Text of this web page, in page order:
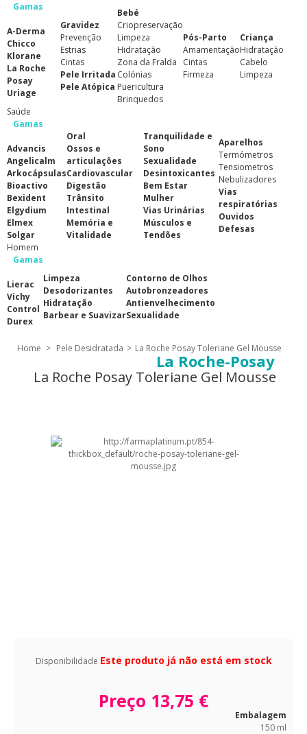
Gamas
A-Derma
Chicco
Klorane
La Roche
Posay
Uriage
Gravidez
Prevenção
Estrias
Cintas
Pele Irritada
Pele Atópica
Bebé
Criopreservação
Limpeza
Hidratação
Zona da Fralda
Colónias
Puericultura
Brinquedos
Pós-Parto
Amamentação
Cintas
Firmeza
Criança
Hidratação
Cabelo
Limpeza
Saúde
Gamas
Advancis
Angelicalm
Arkocápsulas
Bioactivo
Bexident
Elgydium
Elmex
Solgar
Oral
Ossos e
articulações
Cardiovascular
Digestão
Trânsito
Intestinal
Memória e
Vitalidade
Tranquilidade e
Sono
Sexualidade
Desintoxicantes
Bem Estar
Mulher
Vias Urinárias
Músculos e
Tendões
Aparelhos
Termómetros
Tensiometros
Nebulizadores
Vias
respiratórias
Ouvidos
Defesas
Homem
Gamas
Lierac
Vichy
Control
Durex
Limpeza
Desodorizantes
Hidratação
Barbear e Suavizar
Contorno de Olhos
Autobronzeadores
Antienvelhecimento
Sexualidade
Home > Pele Desidratada > La Roche Posay Toleriane Gel Mousse
La Roche-Posay
La Roche Posay Toleriane Gel Mousse
Disponibilidade Este produto já não está em stock
Preço 13,75 €
Embalagem
150 ml